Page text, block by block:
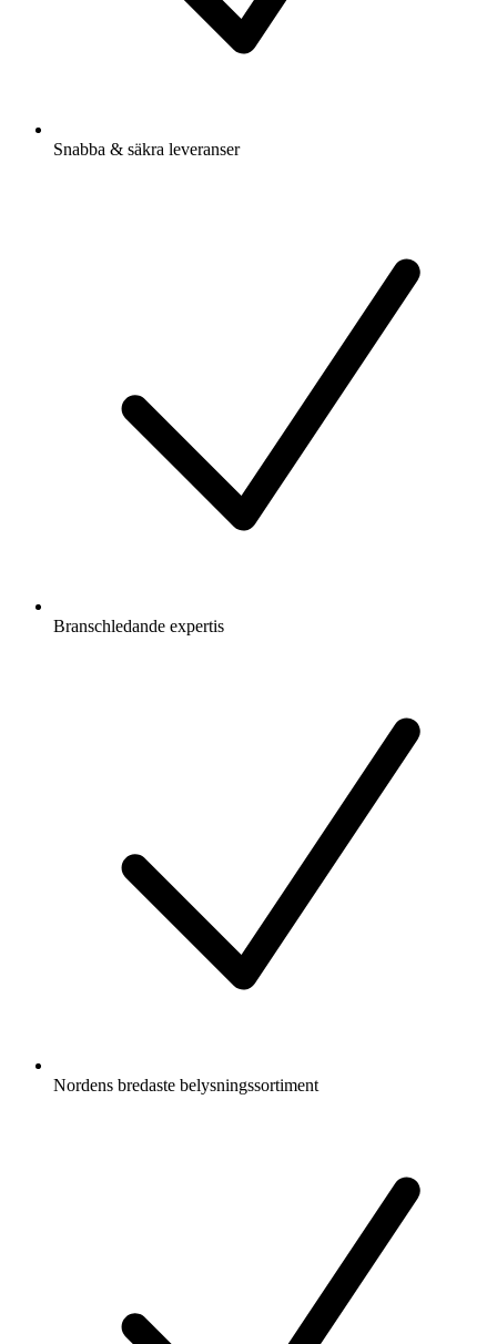
Snabba & säkra leveranser
Branschledande expertis
Nordens bredaste belysningssortiment